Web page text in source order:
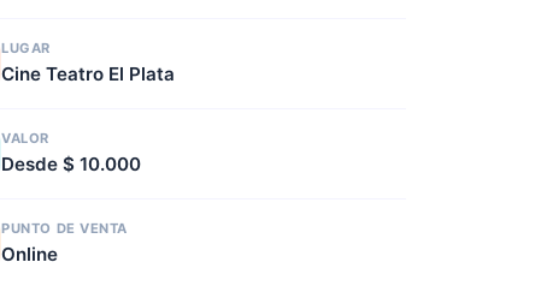
LUGAR
Cine Teatro El Plata
VALOR
Desde $ 10.000
PUNTO DE VENTA
Online